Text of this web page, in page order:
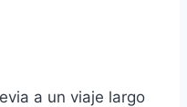
a un viaje largo